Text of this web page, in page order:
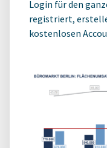
Login für den
registriert,
kostenlosen